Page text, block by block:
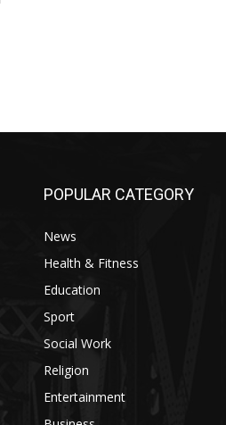
POPULAR CATEGORY
News
Health & Fitness
Education
Sport
Social Work
Religion
Entertainment